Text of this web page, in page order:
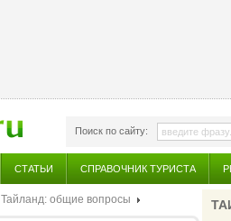
Поиск по сайту:
СТАТЬИ СПРАВОЧНИК ТУРИСТА
Тайланд: общие вопросы